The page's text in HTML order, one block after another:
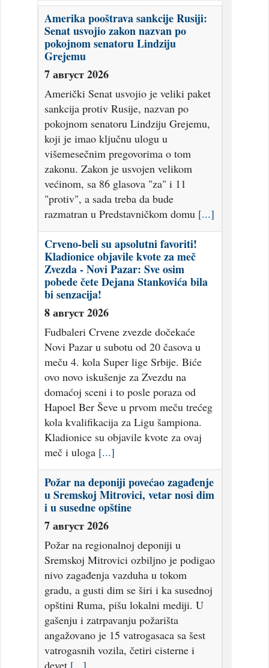
Amerika pooštrava sankcije Rusiji:
Senat usvojio zakon nazvan po
pokojnom senatoru Lindziju
Grejemu
7 август 2026
Američki Senat usvojio je veliki paket
sankcija protiv Rusije, nazvan po
pokojnom senatoru Lindziju Grejemu,
koji je imao ključnu ulogu u
višemesečnim pregovorima o tom
zakonu. Zakon je usvojen velikom
većinom, sa 86 glasova "za" i 11
"protiv", a sada treba da bude
razmatran u Predstavničkom domu [...]
Crveno-beli su apsolutni favoriti!
Kladionice objavile kvote za meč
Zvezda - Novi Pazar: Sve osim
pobede čete Dejana Stankovića bila
bi senzacija!
8 август 2026
Fudbaleri Crvene zvezde dočekaće
Novi Pazar u subotu od 20 časova u
meču 4. kola Super lige Srbije. Biće
ovo novo iskušenje za Zvezdu na
domaćoj sceni i to posle poraza od
Hapoel Ber Ševe u prvom meču trećeg
kola kvalifikacija za Ligu šampiona.
Kladionice su objavile kvote za ovaj
meč i uloga [...]
Požar na deponiji povećao zagađenje
u Sremskoj Mitrovici, vetar nosi dim
i u susedne opštine
7 август 2026
Požar na regionalnoj deponiji u
Sremskoj Mitrovici ozbiljno je podigao
nivo zagađenja vazduha u tokom
gradu, a gusti dim se širi i ka susednoj
opštini Ruma, pišu lokalni mediji. U
gašenju i zatrpavanju požarišta
angažovano je 15 vatrogasaca sa šest
vatrogasnih vozila, četiri cisterne i
devet[...]